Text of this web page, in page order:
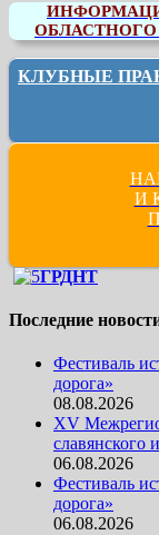
ОБЛАСТНОГО
КЛУБНЫЕ
И
ГРДНТ
Последние
Фестиваль
дорога»
08.08.2026
XV
славянского
06.08.2026
Фестиваль
дорога»
06.08.2026